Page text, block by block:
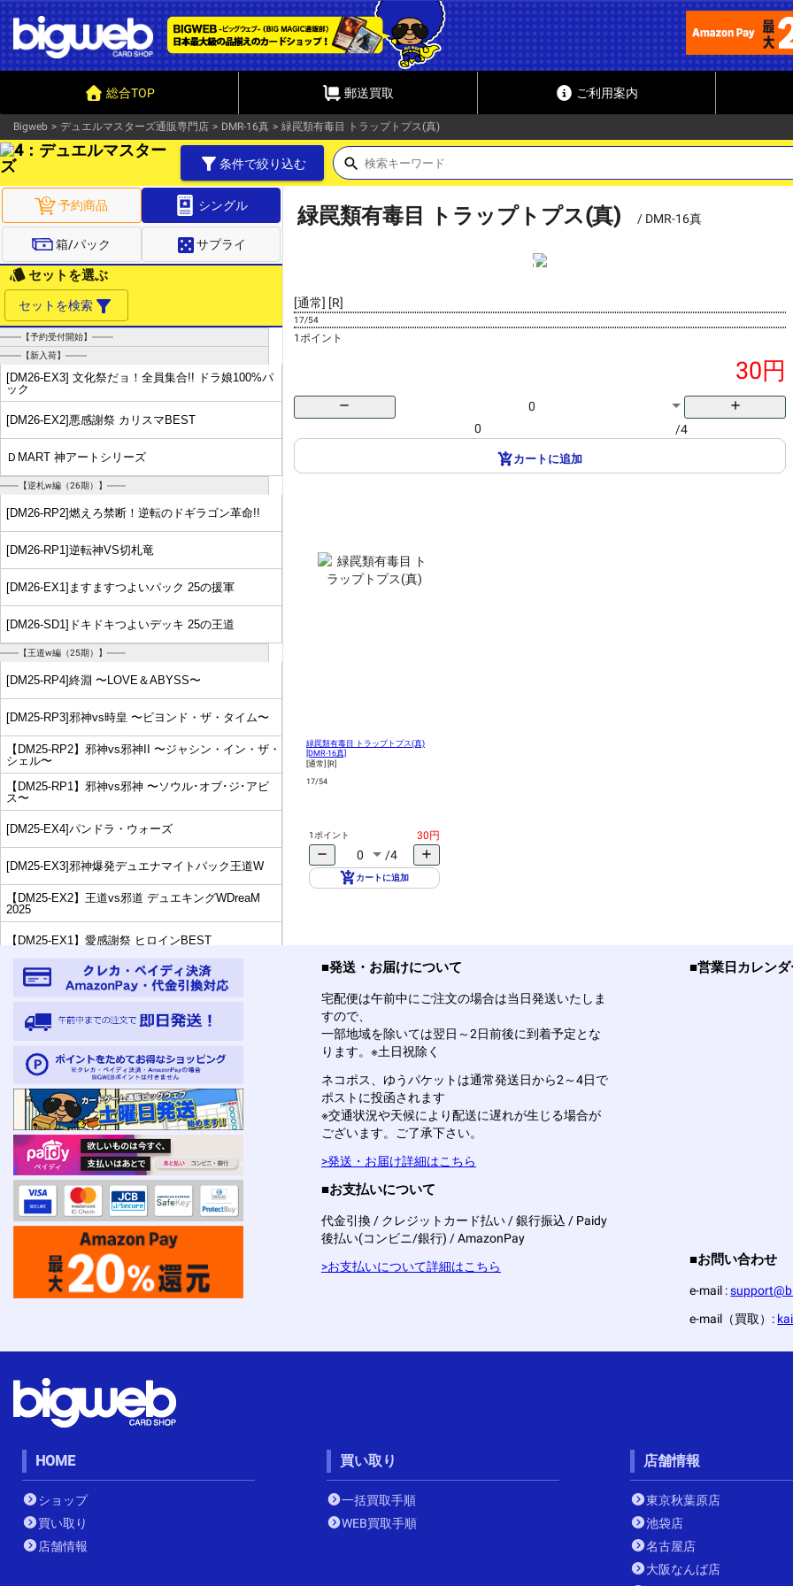
総合TOP 郵送買取 ご利用案内
Bigweb > デュエルマスターズ通販専門店 > DMR-16真 > 緑罠類有毒目 トラップトプス(真)
filter_alt 条件で絞り込む search 検索キーワード
予約商品 シングル
箱/パック casinoサプライ
style セットを選ぶ
セットを検索 filter_alt
--------【予約受付開始】--------
--------【新入荷】--------
[DM26-EX3] 文化祭だョ！全員集合!! ドラ娘100%パ
ック
[DM26-EX2]悪感謝祭 カリスマBEST
ＤMART 神アートシリーズ
-------【逆札w編（26期）】-------
[DM26-RP2]燃えろ禁断！逆転のドギラゴン革命!!
[DM26-RP1]逆転神VS切札竜
[DM26-EX1]ますますつよいパック 25の援軍
[DM26-SD1]ドキドキつよいデッキ 25の王道
-------【王道w編（25期）】-------
[DM25-RP4]終淵 〜LOVE＆ABYSS〜
[DM25-RP3]邪神vs時皇 〜ビヨンド・ザ・タイム〜
【DM25-RP2】邪神vs邪神II 〜ジャシン・イン・ザ・
シェル〜
【DM25-RP1】邪神vs邪神 〜ソウル･オブ･ジ･アビ
ス〜
[DM25-EX4]パンドラ・ウォーズ
[DM25-EX3]邪神爆発デュエナマイトパック王道W
【DM25-EX2】王道vs邪道 デュエキングWDreaM
2025
【DM25-EX1】愛感謝祭 ヒロインBEST
【DM25-BD3】グレンモルトの書
【DM25-BD2】アルカディアスの書
【DM25-BD1】ボルシャックの書
【DM25-SD2】力の王道
【DM25-SD1】技の王道
[DM25-SP2]ドラゴン娘になりたくないっ！ はじけろ
スポーツ！青春☆ワールドカップ！！
【DM25-SP1】 「ドラゴン娘になりたくないっ!」
Jack-Pot-Live!! in 桜龍高校
プロモ 第25期(王道w篇)
-------【王道篇（24期）】-------
【DM24-RP4】悪魔神、復活
【DM24-RP1】デーモン･オブ･ハイパームーン
次元の超獣使い」
【DM24-EX3】刺激爆発デュエナマイトパック
【DM24-EX2】天下夢双！！デュエキングDreaM2024
【DM24-EX1】超感謝祭ファンタジーBEST
緑罠類有毒目 トラップトプス(真) / DMR-16真
zoom_in
[通常] [R]
17/54
1ポイント
30円
remove 0
add
/4
カートに追加
緑罠類有毒目 トラップトプス(真)
[DMR-16真]
[通常] [R]
17/54
1ポイント 30円
remove 0 /4 add
カートに追加
■発送・お届けについて
宅配便は午前中にご注文の場合は当日発送いたしま
すので、
一部地域を除いては翌日～2日前後に到着予定とな
ります。※土日祝除く
ネコポス、ゆうパケットは通常発送日から2～4日で
ポストに投函されます
※交通状況や天候により配送に遅れが生じる場合が
ございます。ご了承下さい。
>発送・お届け詳細はこちら
■お支払いについて
代金引換 / クレジットカード払い / 銀行振込 / Paidy
後払い(コンビニ/銀行) / AmazonPay
>お支払いについて詳細はこちら
■営業日カレン
■お問い合わせ
e-mail :
e-mail（買取）:
HOME
ショップ
買い取り
店舗情報
買い取り
一括買取手順
WEB買取手順
店舗情報
東京秋葉原店
池袋店
名古屋店
大阪なんば店